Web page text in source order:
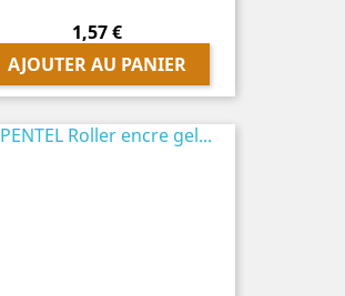
Prix
1,57 €
AJOUTER AU PANIER